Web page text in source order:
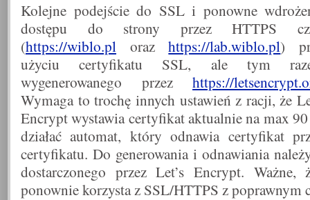
Kolejne podejście do SSL i ponowne
dostępu do strony przez HTTPS
(https://wiblo.pl orazhttps://lab.wiblo.pl)
użyciu certyfikatu SSL, ale tym
wygenerowanego przez https://
Wymaga to trochę innych ustawień z racji, że
Encrypt wystawia certyfikat aktualnie na max
działać automat, który odnawia certyfikat
certyfikatu. Do generowania i odnawiania
dostarczonego przez Let’s Encrypt.
ponownie korzysta z SSL/HTTPS z poprawnym